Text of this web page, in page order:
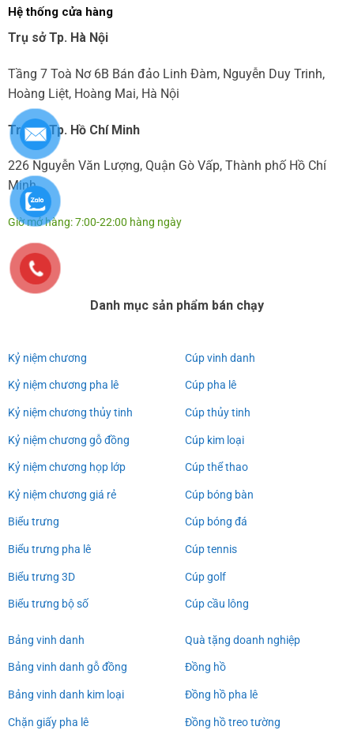
Hệ thống cửa hàng
Trụ sở Tp. Hà Nội
Tầng 7 Toà Nơ 6B Bán đảo Linh Đàm, Nguyễn Duy Trinh,
Hoàng Liệt, Hoàng Mai, Hà Nội
Trụ sở Tp. Hồ Chí Minh
226 Nguyễn Văn Lượng, Quận Gò Vấp, Thành phố Hồ Chí
Minh
Giờ mở hàng: 7:00-22:00 hàng ngày
Danh mục sản phẩm bán chạy
Kỷ niệm chương
Kỷ niệm chương pha lê
Kỷ niệm chương thủy tinh
Kỷ niệm chương gỗ đồng
Kỷ niệm chương họp lớp
Kỷ niệm chương giá rẻ
Biểu trưng
Biểu trưng pha lê
Biểu trưng 3D
Biểu trưng bộ số
Cúp vinh danh
Cúp pha lê
Cúp thủy tinh
Cúp kim loại
Cúp thể thao
Cúp bóng bàn
Cúp bóng đá
Cúp tennis
Cúp golf
Cúp cầu lông
Bảng vinh danh
Bảng vinh danh gỗ đồng
Bảng vinh danh kim loại
Chặn giấy pha lê
Quà tặng doanh nghiệp
Đồng hồ
Đồng hồ pha lê
Đồng hồ treo tường